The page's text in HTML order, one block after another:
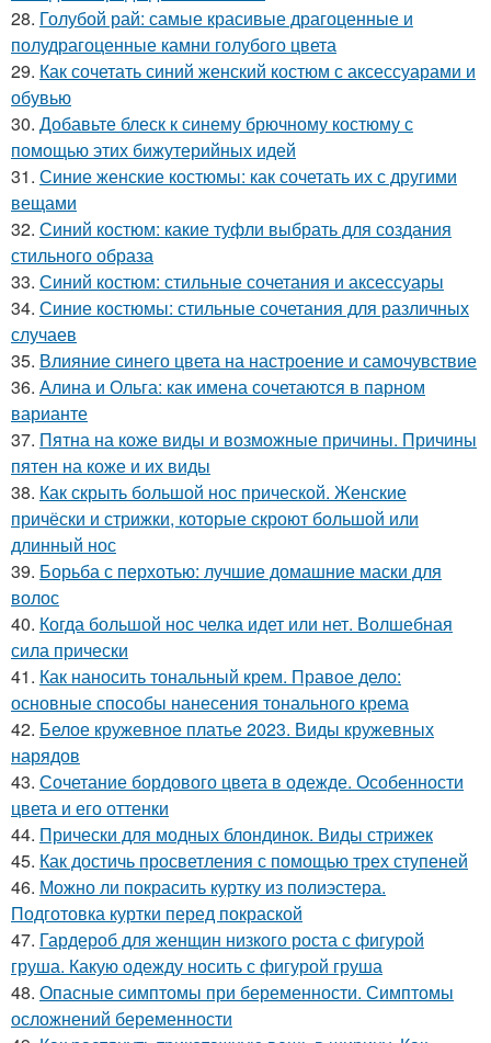
28. Голубой рай: самые красивые драгоценные и
полудрагоценные камни голубого цвета
29. Как сочетать синий женский костюм с аксессуарами и
обувью
30. Добавьте блеск к синему брючному костюму с
помощью этих бижутерийных идей
31. Синие женские костюмы: как сочетать их с другими
вещами
32. Синий костюм: какие туфли выбрать для создания
стильного образа
33. Синий костюм: стильные сочетания и аксессуары
34. Синие костюмы: стильные сочетания для различных
случаев
35. Влияние синего цвета на настроение и самочувствие
36. Алина и Ольга: как имена сочетаются в парном
варианте
37. Пятна на коже виды и возможные причины. Причины
пятен на коже и их виды
38. Как скрыть большой нос прической. Женские
причёски и стрижки, которые скроют большой или
длинный нос
39. Борьба с перхотью: лучшие домашние маски для
волос
40. Когда большой нос челка идет или нет. Волшебная
сила прически
41. Как наносить тональный крем. Правое дело:
основные способы нанесения тонального крема
42. Белое кружевное платье 2023. Виды кружевных
нарядов
43. Сочетание бордового цвета в одежде. Особенности
цвета и его оттенки
44. Прически для модных блондинок. Виды стрижек
45. Как достичь просветления с помощью трех ступеней
46. Можно ли покрасить куртку из полиэстера.
Подготовка куртки перед покраской
47. Гардероб для женщин низкого роста с фигурой
груша. Какую одежду носить с фигурой груша
48. Опасные симптомы при беременности. Симптомы
осложнений беременности